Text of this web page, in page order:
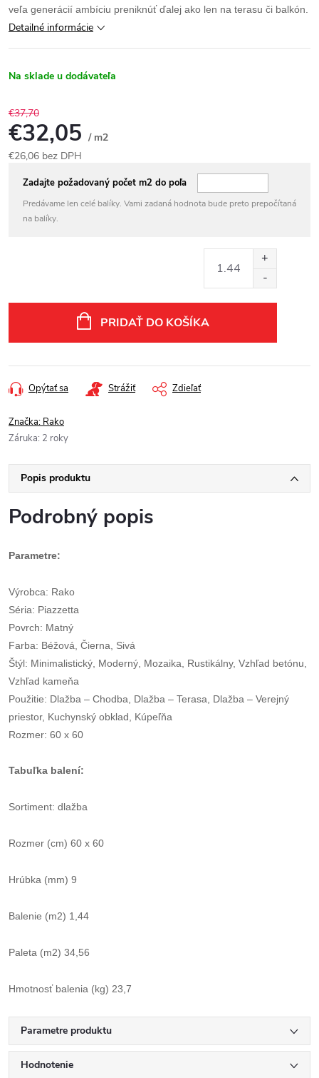
veľa generácií ambíciu preniknúť ďalej ako len na terasu či balkón.
Detailné informácie
Na sklade u dodávateľa
€37,70
€32,05 / m2
€26,06 bez DPH
cena:Zadajte požadovaný počet m2 do poľa
Predávame len celé balíky. Vami zadaná hodnota bude preto prepočítaná
na balíky.
PRIDAŤ DO KOŠÍKA
Opýtať sa Strážiť Zdieľať
Značka: Rako
Záruka: 2 roky
Popis produktu
Podrobný popis
Parametre:
Výrobca: Rako
Séria: Piazzetta
Povrch: Matný
Farba: Béžová, Čierna, Sivá
Štýl: Minimalistický, Moderný, Mozaika, Rustikálny, Vzhľad betónu,
Vzhľad kameňa
Použitie: Dlažba – Chodba, Dlažba – Terasa, Dlažba – Verejný
priestor, Kuchynský obklad, Kúpeľňa
Rozmer: 60 x 60
Tabuľka balení:
Sortiment: dlažba
Rozmer (cm) 60 x 60
Hrúbka (mm) 9
Balenie (m2) 1,44
Paleta (m2) 34,56
Hmotnosť balenia (kg) 23,7
Parametre produktu
Hodnotenie